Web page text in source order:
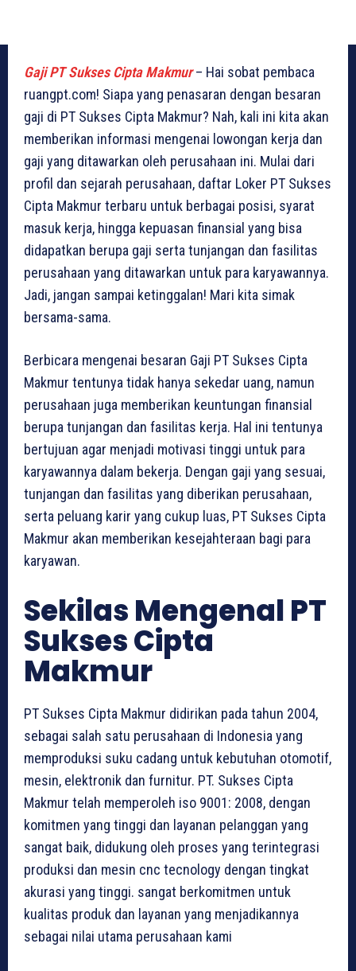
Gaji PT Sukses Cipta Makmur– Hai sobat pembaca
ruangpt.com! Siapa yang penasaran dengan besaran
gaji di PT Sukses Cipta Makmur? Nah, kali ini kita akan
memberikan informasi mengenai lowongan kerja dan
gaji yang ditawarkan oleh perusahaan ini. Mulai dari
profil dan sejarah perusahaan, daftar Loker PT Sukses
Cipta Makmur terbaru untuk berbagai posisi, syarat
masuk kerja, hingga kepuasan finansial yang bisa
didapatkan berupa gaji serta tunjangan dan fasilitas
perusahaan yang ditawarkan untuk para karyawannya.
Jadi, jangan sampai ketinggalan! Mari kita simak
bersama-sama.
Berbicara mengenai besaran Gaji PT Sukses Cipta
Makmur tentunya tidak hanya sekedar uang, namun
perusahaan juga memberikan keuntungan finansial
berupa tunjangan dan fasilitas kerja. Hal ini tentunya
bertujuan agar menjadi motivasi tinggi untuk para
karyawannya dalam bekerja. Dengan gaji yang sesuai,
tunjangan dan fasilitas yang diberikan perusahaan,
serta peluang karir yang cukup luas, PT Sukses Cipta
Makmur akan memberikan kesejahteraan bagi para
karyawan.
Sekilas Mengenal PT
Sukses Cipta
Makmur
PT Sukses Cipta Makmur didirikan pada tahun 2004,
sebagai salah satu perusahaan di Indonesia yang
memproduksi suku cadang untuk kebutuhan otomotif,
mesin, elektronik dan furnitur. PT. Sukses Cipta
Makmur telah memperoleh iso 9001: 2008, dengan
komitmen yang tinggi dan layanan pelanggan yang
sangat baik, didukung oleh proses yang terintegrasi
produksi dan mesin cnc tecnology dengan tingkat
akurasi yang tinggi. sangat berkomitmen untuk
kualitas produk dan layanan yang menjadikannya
sebagai nilai utama perusahaan kami